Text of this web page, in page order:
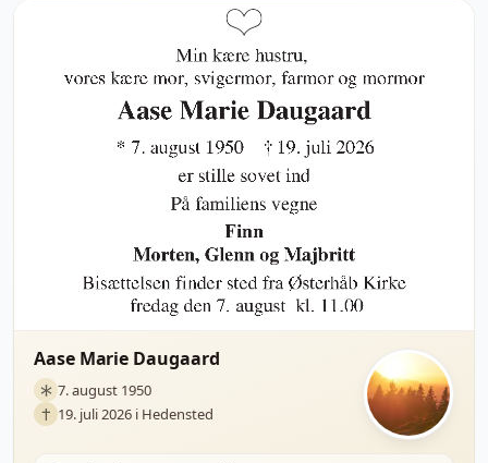
Aase Marie Daugaard
7. august 1950
19. juli 2026 i Hedensted